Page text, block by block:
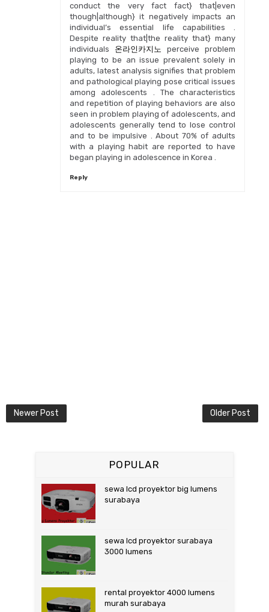
conduct the very fact fact} that|even
though|although} it negatively impacts an
individual’s essential life capabilities .
Despite reality that|the reality that} many
individuals 온라인카지노
perceive problem
playing to be an issue prevalent solely in
adults, latest analysis signifies that problem
and pathological playing pose critical issues
among adolescents . The characteristics
and repetition of playing behaviors are also
seen in problem playing of adolescents, and
adolescents generally tend to lose control
and to be impulsive . About 70% of adults
with a playing habit are reported to have
began playing in adolescence in Korea .
Reply
Newer Post Older Post
POPULAR
sewa lcd proyektor big lumens
surabaya
sewa lcd proyektor surabaya
3000 lumens
rental proyektor 4000 lumens
murah surabaya